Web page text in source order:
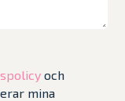
och
mina